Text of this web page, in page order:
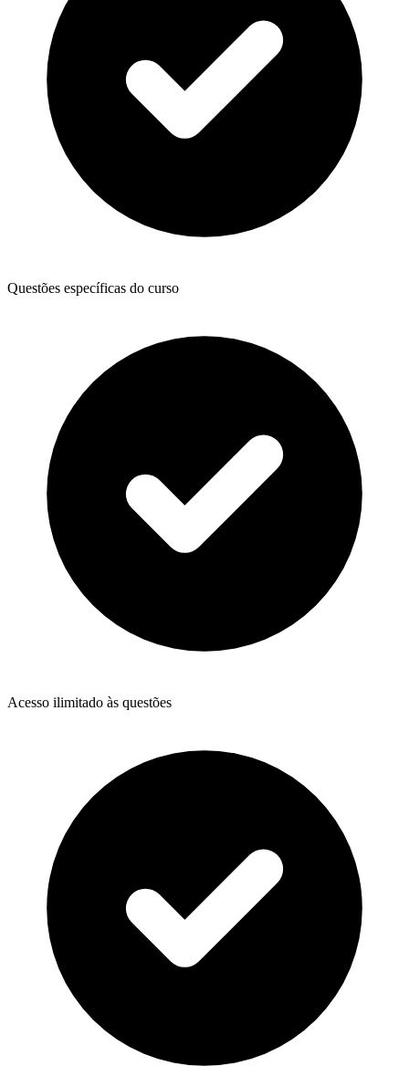
Questões específicas do curso
Acesso ilimitado às questões